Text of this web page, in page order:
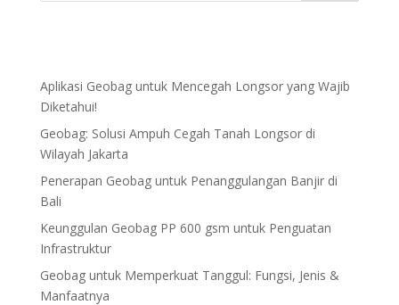
Aplikasi Geobag untuk Mencegah Longsor yang Wajib
Diketahui!
Geobag: Solusi Ampuh Cegah Tanah Longsor di
Wilayah Jakarta
Penerapan Geobag untuk Penanggulangan Banjir di
Bali
Keunggulan Geobag PP 600 gsm untuk Penguatan
Infrastruktur
Geobag untuk Memperkuat Tanggul: Fungsi, Jenis &
Manfaatnya